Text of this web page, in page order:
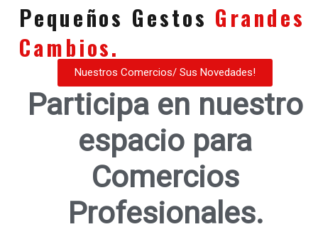
Pequeños Gestos Grandes
Cambios.
Nuestros Comercios/ Sus Novedades!
Participa en nuestro
espacio para
Comercios
Profesionales.